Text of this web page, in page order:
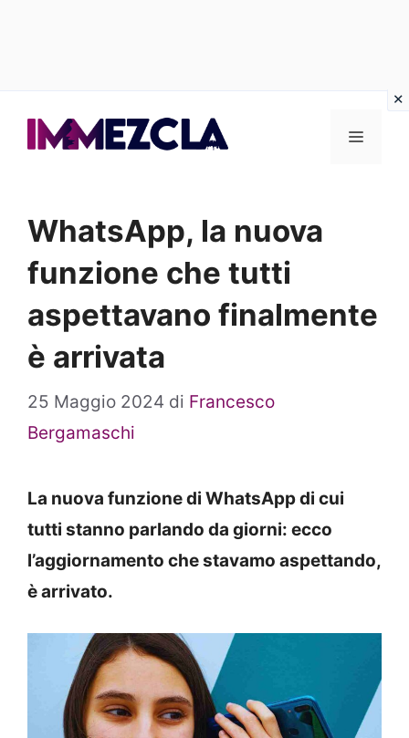
Menu
WhatsApp, la nuova
funzione che tutti
aspettavano finalmente
è arrivata
25 Maggio 2024 di Francesco
Bergamaschi
La nuova funzione di WhatsApp di cui
tutti stanno parlando da giorni: ecco
l’aggiornamento che stavamo aspettando,
è arrivato.